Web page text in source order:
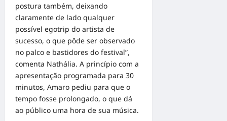
postura também, deixando
claramente de lado qualquer
possível egotrip do artista de
sucesso, o que pôde ser observado
no palco e bastidores do festival”,
comenta Nathália. A princípio com a
apresentação programada para 30
minutos, Amaro pediu para que o
tempo fosse prolongado, o que dá
ao público uma hora de sua música.